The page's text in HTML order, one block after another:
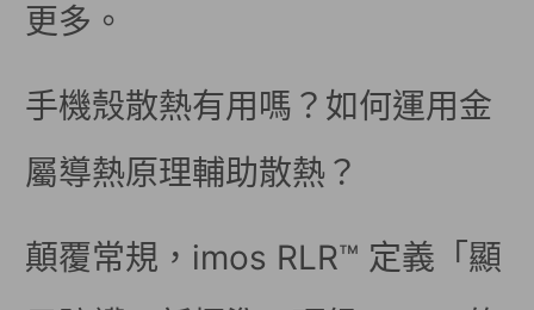
更多。
手機殼散熱有用嗎？如何運用金
屬導熱原理輔助散熱？
顛覆常規，imos RLR™ 定義「顯